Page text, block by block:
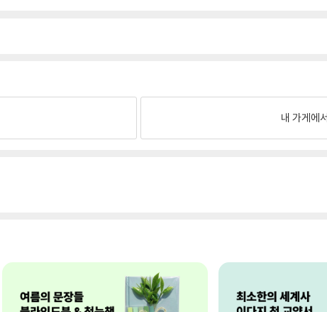
내 가게에